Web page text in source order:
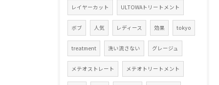
レイヤーカット ULTOWAトリートメント
ボブ 人気 レディース 効果 tokyo
treatment 洗い流さない グレージュ
メテオストレート メテオトリートメント